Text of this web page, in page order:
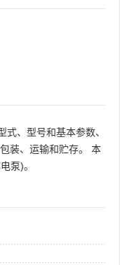
、型号和基本参数、
装、运输和贮存。 本
泵)。